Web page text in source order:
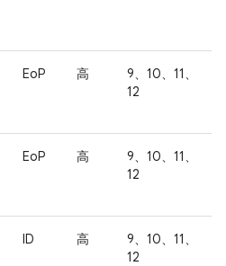
EoP 高
9、10、11、
12
EoP 高
9、10、11、
12
ID 高
9、10、11、
12